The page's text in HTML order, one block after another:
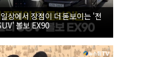
상에서 장점이 더 돋보이는 '전
볼보 EX90